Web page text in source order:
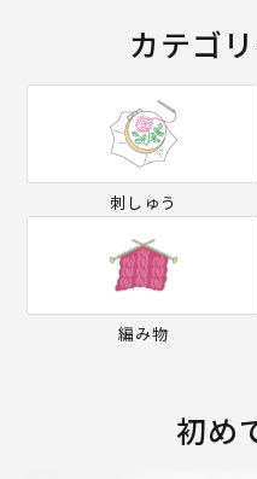
カテゴ
刺しゅう
編み物
初め